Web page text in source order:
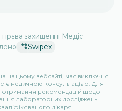
права захищенні Медіс
Swipex
на цьому вебсайті, має виключно
є медичною консультацією. Для
отримання рекомендацій щодо
лабораторних досліджень
лікаря.